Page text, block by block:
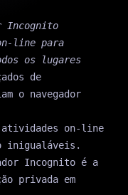
Incognito
line para
os lugares
de
o navegador
atividades on-line
inigualáveis.
Incognito é a
privada em